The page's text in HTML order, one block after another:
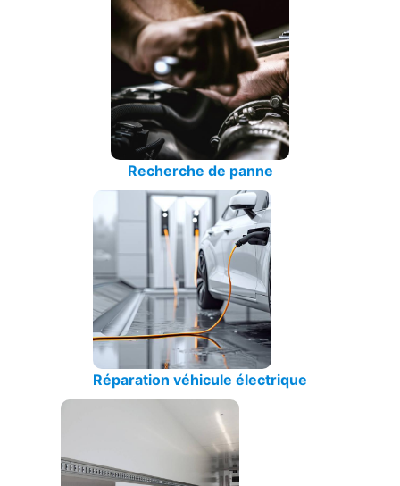
Recherche de panne
Réparation véhicule électrique